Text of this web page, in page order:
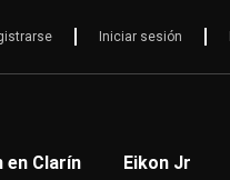
Iniciar sesión
en Clarín Eikon Jr